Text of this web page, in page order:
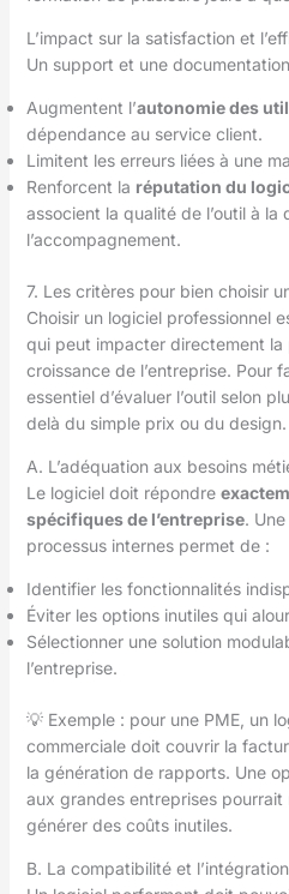
L’impact sur la satisfaction et
Un support et une
Augmentent l’autonomie des
dépendance au service client.
Limitent les erreurs liées à une
Renforcent la réputation du
associent la qualité de l’outil à la
l’accompagnement.
7. Les critères pour bien choisir
Choisir un logiciel professionnel
qui peut impacter directement
croissance de l’entreprise. Pour
essentiel d’évaluer l’outil selon
delà du simple prix ou du design.
A. L’adéquation aux besoins
Le logiciel doit répondre
spécifiques de l’entreprise.
processus internes permet de :
Identifier les fonctionnalités
Éviter les options inutiles qui
Sélectionner une solution
l’entreprise.
💡 Exemple : pour une PME, un
commerciale doit couvrir la
la génération de rapports. Une
aux grandes entreprises pourrait
générer des coûts inutiles.
B. La compatibilité et l’intégration